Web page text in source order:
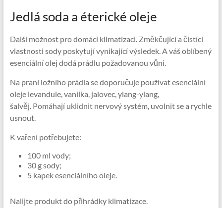
Jedlá soda a éterické oleje
Další možnost pro domácí klimatizaci. Změkčující a čistící
vlastnosti sody poskytují vynikající výsledek. A váš oblíbený
esenciální olej dodá prádlu požadovanou vůni.
Na praní ložního prádla se doporučuje používat esenciální
oleje levandule, vanilka, jalovec, ylang-ylang,
šalvěj. Pomáhají uklidnit nervový systém, uvolnit se a rychle
usnout.
K vaření potřebujete:
100 ml vody;
30 g sody;
5 kapek esenciálního oleje.
Nalijte produkt do přihrádky klimatizace.